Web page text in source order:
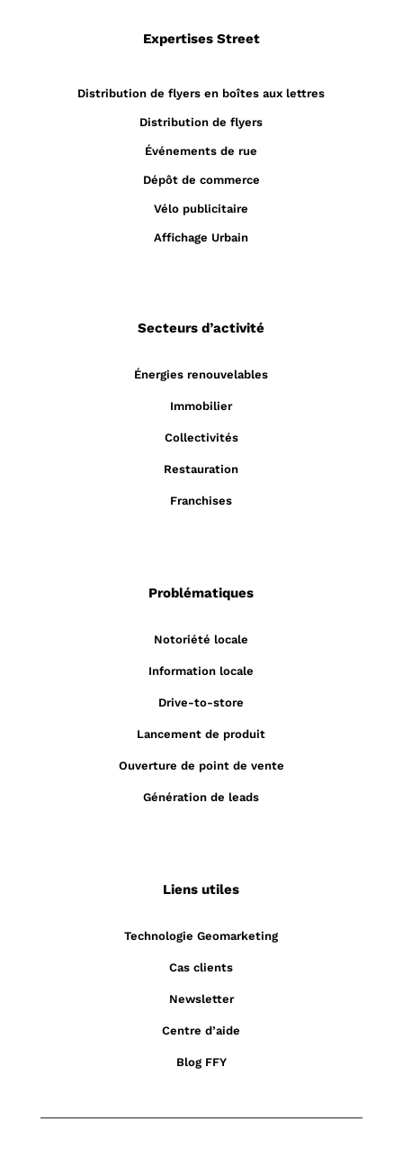
Expertises Street
Distribution de flyers en boîtes aux lettres
Distribution de flyers
Événements de rue
Dépôt de commerce
Vélo publicitaire
Affichage Urbain
Secteurs d’activité
Énergies renouvelables
Immobilier
Collectivités
Restauration
Franchises
Problématiques
Notoriété locale
Information locale
Drive-to-store
Lancement de produit
Ouverture de point de vente
Génération de leads
Liens utiles
Technologie Geomarketing
Cas clients
Newsletter
Centre d’aide
Blog FFY